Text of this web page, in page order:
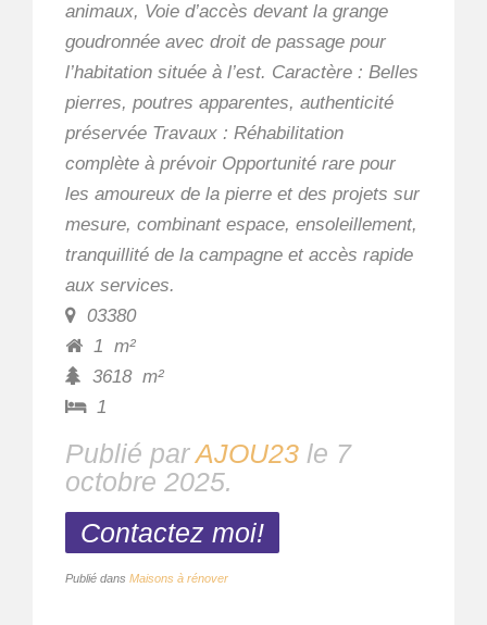
animaux, Voie d’accès devant la grange
goudronnée avec droit de passage pour
l’habitation située à l’est. Caractère : Belles
pierres, poutres apparentes, authenticité
préservée Travaux : Réhabilitation
complète à prévoir Opportunité rare pour
les amoureux de la pierre et des projets sur
mesure, combinant espace, ensoleillement,
tranquillité de la campagne et accès rapide
aux services.
03380
1 m²
3618 m²
1
Publié parAJOU23 le 7
octobre 2025.
Contactez moi!
Publié dans Maisons à rénover